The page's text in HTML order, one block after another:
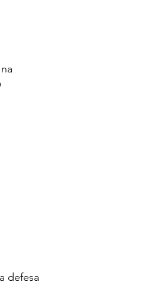
defesa